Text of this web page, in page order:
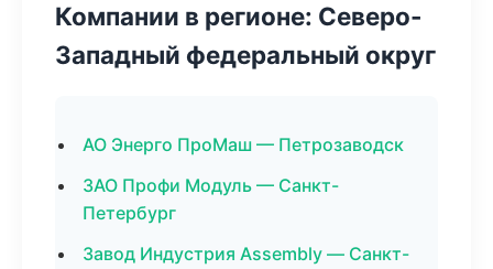
Компании в регионе: Северо-
Западный федеральный округ
АО Энерго ПроМаш — Петрозаводск
ЗАО Профи Модуль — Санкт-
Петербург
Завод Индустрия Assembly — Санкт-